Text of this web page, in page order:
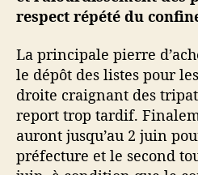
respect répété du
La principale pierre
le dépôt des listes pour les
droite craignant des
report trop tardif.
auront jusqu’au 2 juin
préfecture et le second